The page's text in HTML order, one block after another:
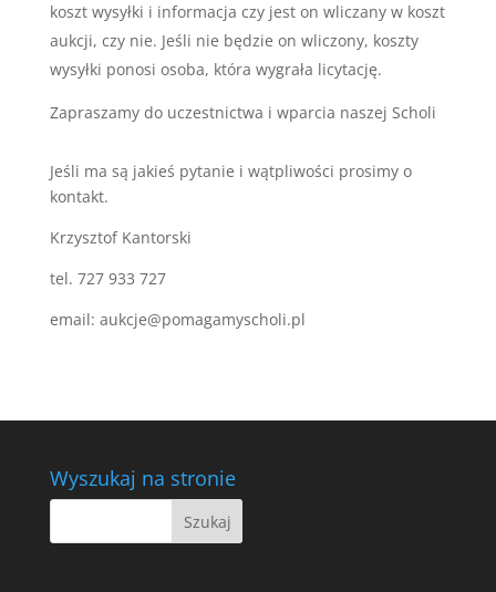
koszt wysyłki i informacja czy jest on wliczany w koszt
aukcji, czy nie. Jeśli nie będzie on wliczony, koszty
wysyłki ponosi osoba, która wygrała licytację.
Zapraszamy do uczestnictwa i wparcia naszej Scholi
Jeśli ma są jakieś pytanie i wątpliwości prosimy o
kontakt.
Krzysztof Kantorski
tel. 727 933 727
email: aukcje@pomagamyscholi.pl
Wyszukaj na stronie